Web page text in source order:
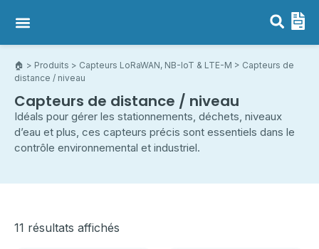
🏠︎ > Produits > Capteurs LoRaWAN, NB-IoT & LTE-M > Capteurs de
distance / niveau
Capteurs de distance / niveau
Idéals pour gérer les stationnements, déchets, niveaux
d’eau et plus, ces capteurs précis sont essentiels dans le
contrôle environnemental et industriel.
11 résultats affichés